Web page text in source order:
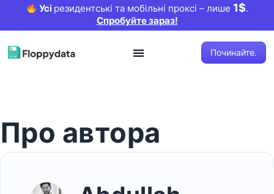
Усі резидентські та мобільні проксі – лише 1$.
Спробуйте зараз!
Починайте.
Про автора